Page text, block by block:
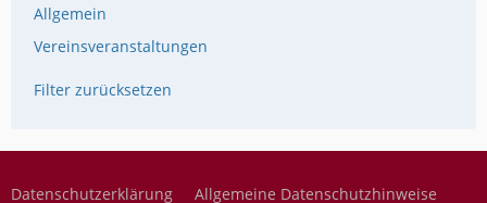
Allgemein
Vereinsveranstaltungen
Filter zurücksetzen
Datenschutzerklärung Allgemeine Datenschutzhinweise